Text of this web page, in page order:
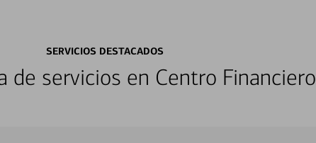
SERVICIOS DESTACADOS
de servicios en Centro